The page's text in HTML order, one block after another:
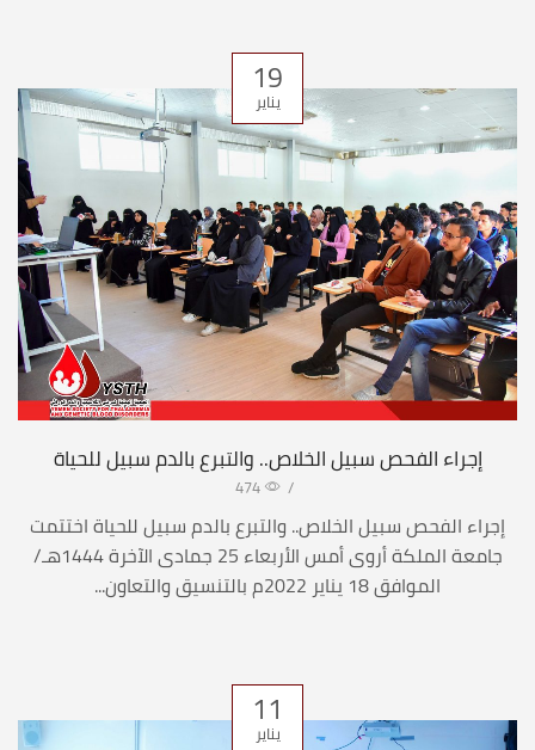
19
يناير
إجراء الفحص سبيل الخلاص.. والتبرع بالدم سبيل للحياة
/
474
إجراء الفحص سبيل الخلاص.. والتبرع بالدم سبيل للحياة اختتمت
جامعة الملكة أروى أمس الأربعاء 25 جمادى الآخرة 1444هـ/
الموافق 18 يناير 2022م بالتنسيق والتعاون...
11
يناير